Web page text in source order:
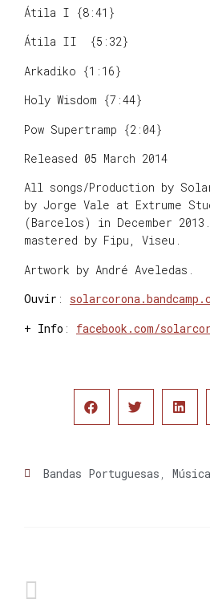
Átila I {8:41}
Átila II {5:32}
Arkadiko {1:16}
Holy Wisdom {7:44}
Pow Supertramp {2:04}
Released 05 March 2014
All songs/Production by
by Jorge Vale at Extrume
(Barcelos) in December
mastered by Fipu, Viseu.
Artwork by André Aveledas.
Ouvir :
+ Info : facebook.com/
Bandas Portuguesas , Música